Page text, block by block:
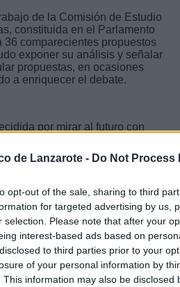
de Lanzarote - Do Not Process
opt-out of the sale, sharing to third
for targeted advertising by us,
selection. Please note that after your
interest-based ads based on
to third parties prior to your
of your personal information by
This information may also be disclosed
de la Comisión de Estudio
constituida en el Parlamento
36 comparecientes propuestos
exponer su análisis y señalar
propuestas, en ocasiones
a enriquecer el debate.
por mirar al futuro con
y profesional, con la
que ha sido durante
constructivo con el propósito de
futuros.
los pilares básicos y
islas avancen con
reconocer sus singularidades y
ha incentivado la inversión,
territorios podrían envidiar. Sin
que no ha sido suficiente para
de desarrollo.